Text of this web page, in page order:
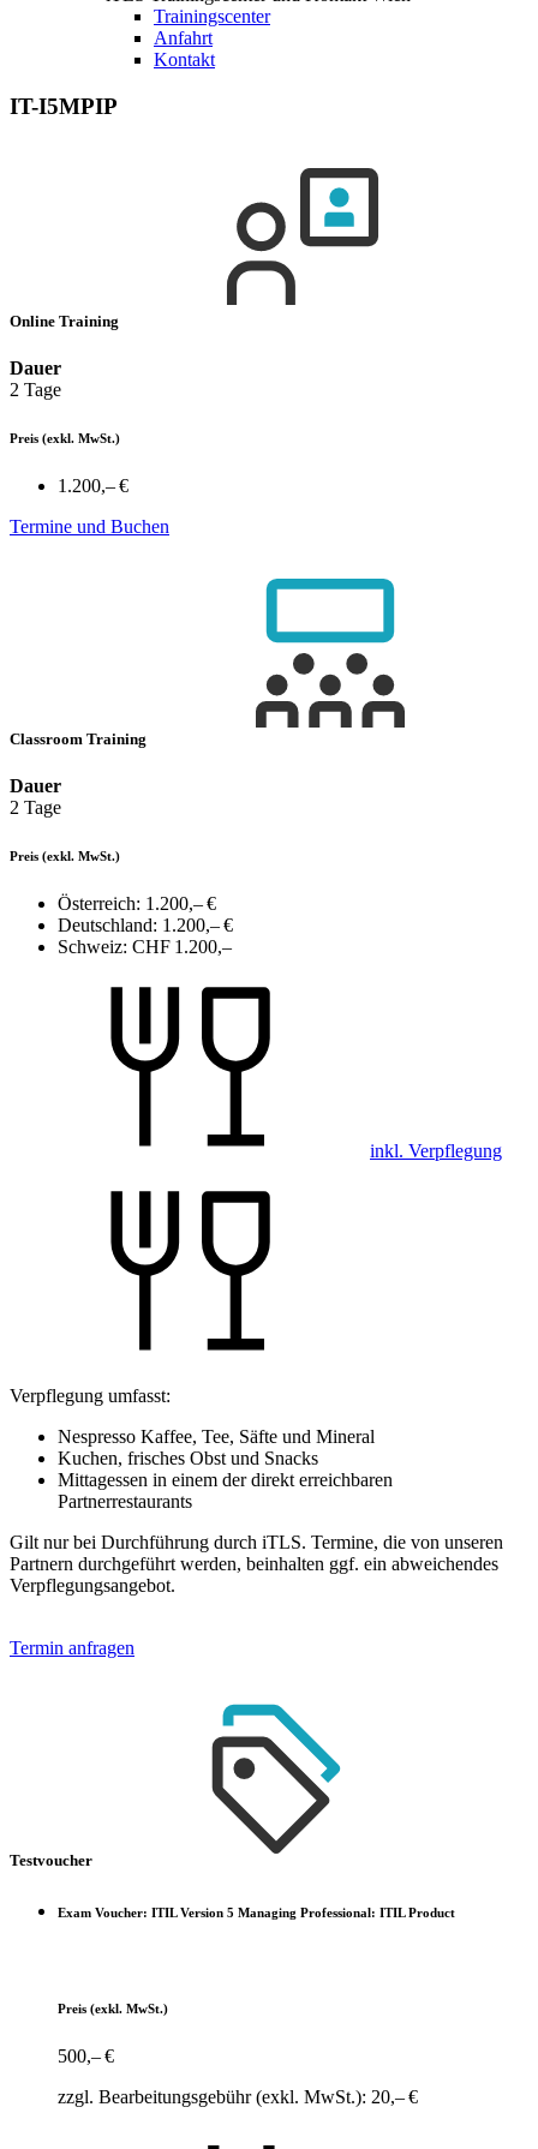
Trainingscenter
Anfahrt
Kontakt
IT-I5MPIP
Online Training
Dauer
2 Tage
Preis (exkl. MwSt.)
1.200,– €
Termine und Buchen
Classroom Training
Dauer
2 Tage
Preis (exkl. MwSt.)
Österreich: 1.200,– €
Deutschland: 1.200,– €
Schweiz: CHF 1.200,–
inkl. Verpflegung
Verpflegung umfasst:
Nespresso Kaffee, Tee, Säfte und Mineral
Kuchen, frisches Obst und Snacks
Mittagessen in einem der direkt erreichbaren
Partnerrestaurants
Gilt nur bei Durchführung durch iTLS. Termine, die von unseren
Partnern durchgeführt werden, beinhalten ggf. ein abweichendes
Verpflegungsangebot.
Termin anfragen
Testvoucher
Exam Voucher: ITIL Version 5 Managing Professional: ITIL Product
Preis (exkl. MwSt.)
500,– €
zzgl. Bearbeitungsgebühr (exkl. MwSt.): 20,– €